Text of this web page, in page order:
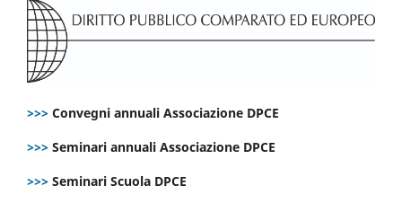
>>> Convegni annuali Associazione DPCE
>>> Seminari annuali Associazione DPCE
>>> Seminari Scuola DPCE